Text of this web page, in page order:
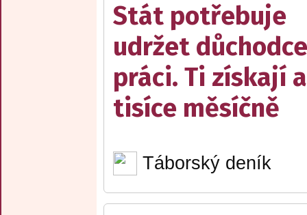
Stát potřebuje
udržet
práci. Ti získají
tisíce měsíčně
Táborský deník